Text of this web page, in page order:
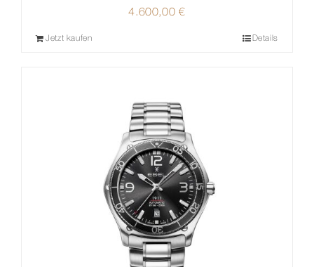
4.600,00€
Jetzt kaufen Details